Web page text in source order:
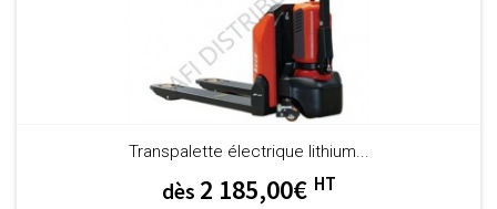
Transpalette électrique lithium...
dès 2 185,00€ HT